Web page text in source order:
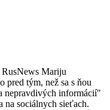
RusNews Mariju
pred tým, než sa s ňou
nepravdivých informácií"
na sociálnych sieťach.